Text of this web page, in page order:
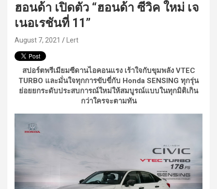
ฮอนด้า เปิดตัว “ฮอนด้า ซีวิค ใหม่ เจ
เนอเรชันที่ 11”
August 7, 2021 Lert
สปอร์ตพรีเมียมซีดานไอคอนแรง เร้าใจกับขุมพลัง VTEC
TURBO และมั่นใจทุกการขับขี่กับ Honda SENSING ทุกรุ่น
ย่อยยกระดับประสบการณ์ใหม่ให้สมบูรณ์แบบในทุกมิติเกิน
กว่าใครจะตามทัน